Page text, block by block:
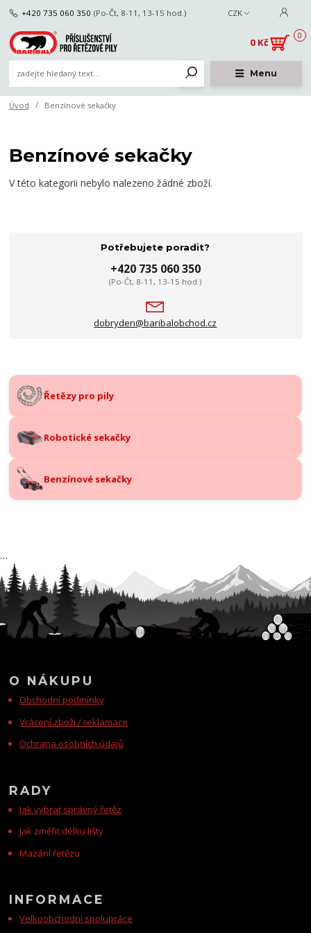
Menu
CZK
+420 735 060 350 (Po-Čt, 8-11, 13-15 hod.)
0
0 Kč
Úvod Benzínové sekačky
Benzínové sekačky
V této kategorii nebylo nalezeno žádné zboží.
Potřebujete poradit?
+420 735 060 350
(Po-Čt, 8-11, 13-15 hod.)
dobryden@baribalobchod.cz
Řetězy pro pily
Robotické sekačky
Benzínové sekačky
O NÁKUPU
Obchodní podmínky
Vrácení zboží / reklamace
Ochrana osobních údajů
RADY
Jak vybrat správný řetěz
Jak změřit délku lišty
Mazání řetězu
INFORMACE
Velkoobchodní spolupráce
…